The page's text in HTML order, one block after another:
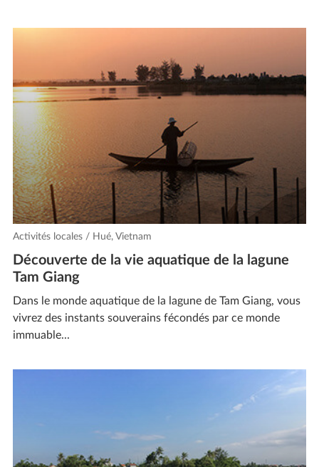
Activités locales / Hué, Vietnam
Découverte de la vie aquatique de la lagune
Tam Giang
Dans le monde aquatique de la lagune de Tam Giang, vous
vivrez des instants souverains fécondés par ce monde
immuable...